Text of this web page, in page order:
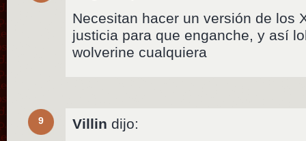
Necesitan hacer un versión de los
justicia para que enganche, y así
wolverine cualquiera
9 Villin dijo: